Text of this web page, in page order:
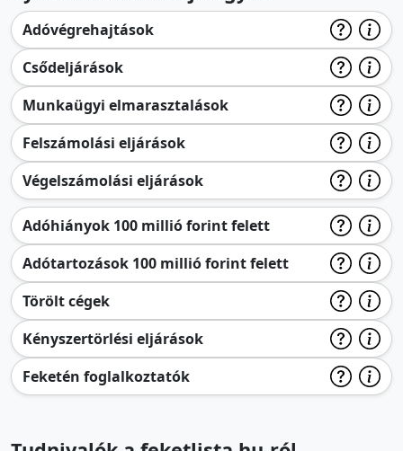
Adóvégrehajtások
Csődeljárások
Munkaügyi elmarasztalások
Felszámolási eljárások
Végelszámolási eljárások
Adóhiányok 100 millió forint felett
Adótartozások 100 millió forint felett
Törölt cégek
Kényszertörlési eljárások
Feketén foglalkoztatók